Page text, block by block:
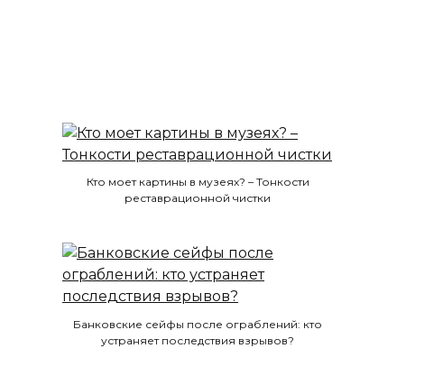
Кто моет картины в музеях? – Тонкости
реставрационной чистки
Банковские сейфы после ограблений: кто
устраняет последствия взрывов?